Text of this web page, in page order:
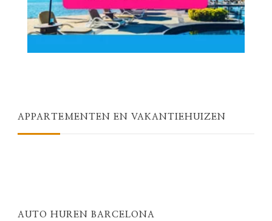
APPARTEMENTEN EN VAKANTIEHUIZEN
AUTO HUREN BARCELONA